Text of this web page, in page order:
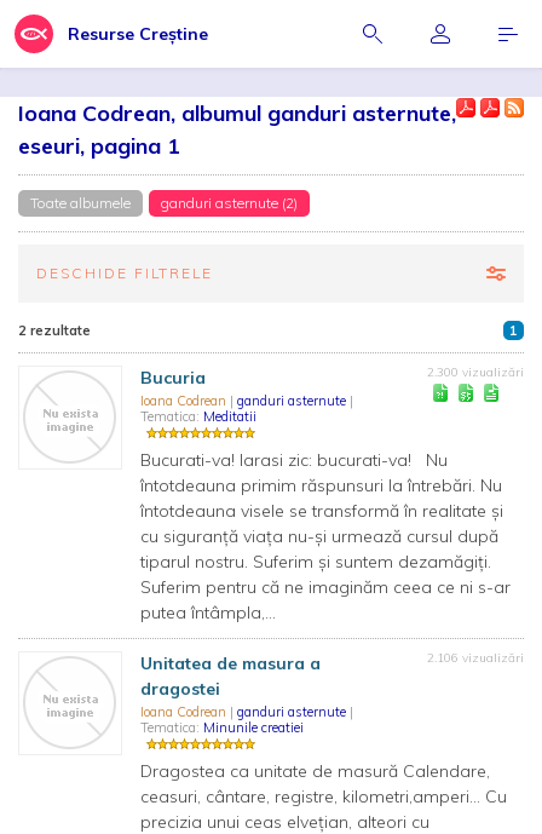
Resurse Creștine
Ioana Codrean, albumul ganduri asternute,
eseuri, pagina 1
Toate albumele ganduri asternute (2)
DESCHIDE FILTRELE
2 rezultate 1
Bucuria
Ioana Codrean | ganduri asternute |
Tematica: Meditatii
2.300 vizualizări
Bucurati-va! Iarasi zic: bucurati-va! Nu
întotdeauna primim răspunsuri la întrebări. Nu
întotdeauna visele se transformă în realitate și
cu siguranță viața nu-și urmează cursul după
tiparul nostru. Suferim și suntem dezamăgiți.
Suferim pentru că ne imaginăm ceea ce ni s-ar
putea întâmpla,...
Unitatea de masura a
dragostei
Ioana Codrean | ganduri asternute |
Tematica: Minunile creatiei
2.106 vizualizări
Dragostea ca unitate de masură Calendare,
ceasuri, cântare, registre, kilometri,amperi... Cu
precizia unui ceas elvețian, alteori cu